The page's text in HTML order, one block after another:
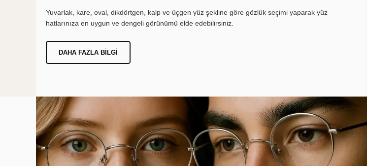
Yuvarlak, kare, oval, dikdörtgen, kalp ve üçgen yüz şekline göre gözlük seçimi yaparak yüz
hatlarınıza en uygun ve dengeli görünümü elde edebilirsiniz.
DAHA FAZLA BILGI